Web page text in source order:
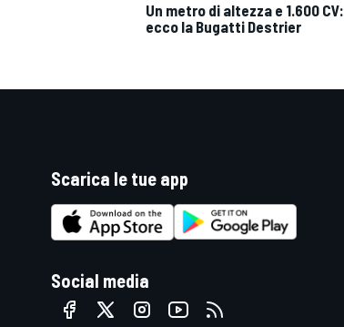
RALLY
Un metro di altezza e 1.600 CV:
ecco la Bugatti Destrier
Scarica le tue app
Social media